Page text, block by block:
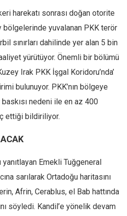
harekatı sonrası doğan otorite
yuvalanan PKK terör
sınırları dahilinde yer alan 5 bin
yürütüyor. Önemli bir bölümü
Irak PKK İşgal Koridoru’nda’
bulunuyor. PKK’nın bölgeye
nedeni ile en az 400
ettiği bildiriliyor.
yanıtlayan Emekli Tuğgeneral
sarılarak Ortadoğu haritasını
Afrin, Cerablus, el Bab hattında
söyledi. Kandil’e yönelik devam